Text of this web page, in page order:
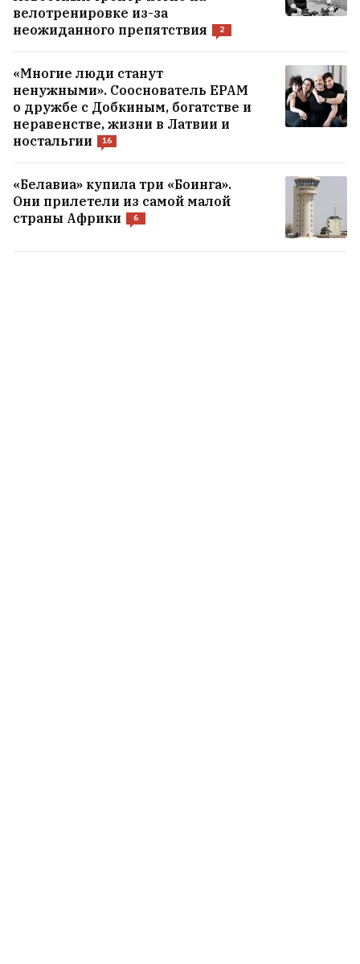
велотренировке из-за
неожиданного препятствия
2
«Многие люди станут
ненужными». Сооснователь EPAM
о дружбе с Добкиным, богатстве и
неравенстве, жизни в Латвии и
ностальгии
16
«Белавиа» купила три «Боинга».
Они прилетели из самой малой
страны Африки
6
Статкевич: Все попытки выдавить меня
страну
В Беларуси уже +30°С